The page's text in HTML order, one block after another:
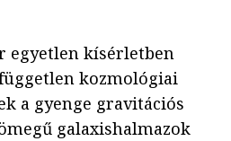
egyetlen kísérletben
kozmológiai
a gyenge gravitációs
galaxishalmazok